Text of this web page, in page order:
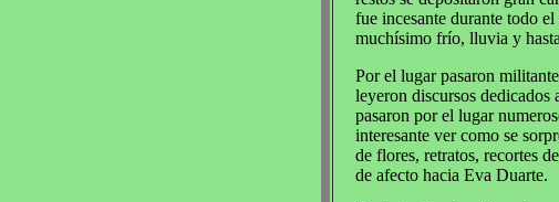
fue incesante durante todo
muchísimo frío, lluvia y
Por el lugar pasaron
leyeron discursos dedicados
pasaron por el lugar
interesante ver como se
de flores, retratos, recortes
de afecto hacia Eva Duarte.